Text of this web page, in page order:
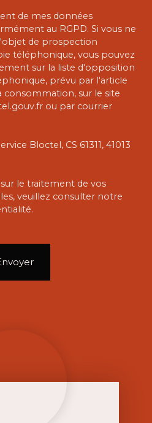
de mes données
au RGPD. Si vous ne
de prospection
téléphonique, vous pouvez
sur la liste d'opposition
prévu par l'article
consommation, sur le site
ou par courrier
Bloctel, CS 61311, 41013
le traitement de vos
veuillez consulter notre
.